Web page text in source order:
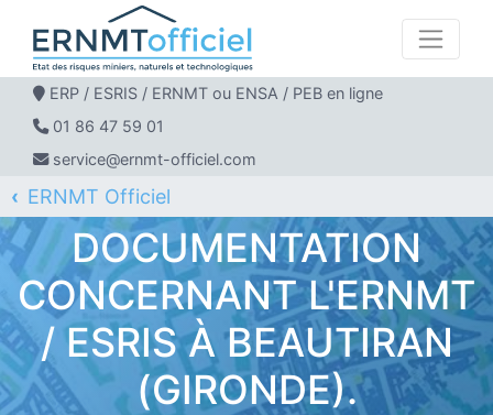
ERP / ESRIS / ERNMT ou ENSA / PEB en ligne
01 86 47 59 01
service@ernmt-officiel.com
ERNMT Officiel
ERP / ESRIS / ERNMT pour BEAUTIRAN
DOCUMENTATION
CONCERNANT L'ERNMT
/ ESRIS À BEAUTIRAN
(GIRONDE).